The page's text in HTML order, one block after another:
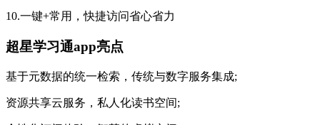
10.一键+常用，快捷访问省心省力
超星学习通app亮点
基于元数据的统一检索，传统与数字服务集成;
资源共享云服务，私人化读书空间;